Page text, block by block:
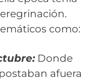
como:
Donde
afuera